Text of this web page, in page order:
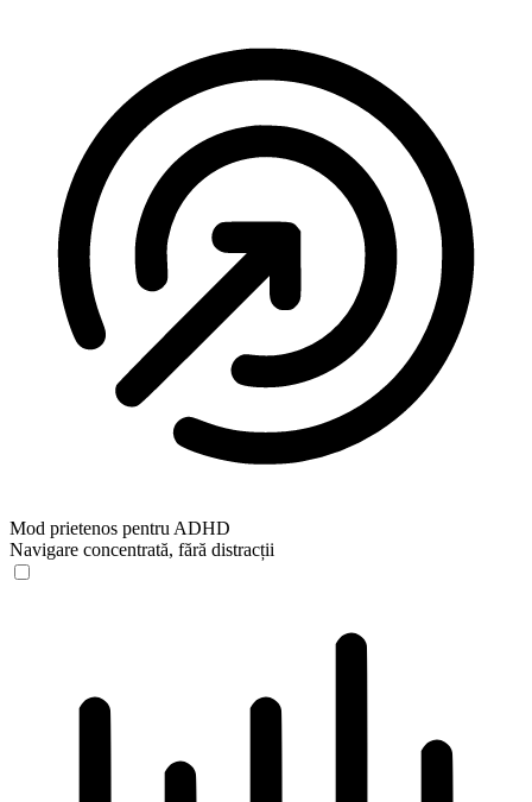
Mod prietenos pentru ADHD
Navigare concentrată, fără distracții